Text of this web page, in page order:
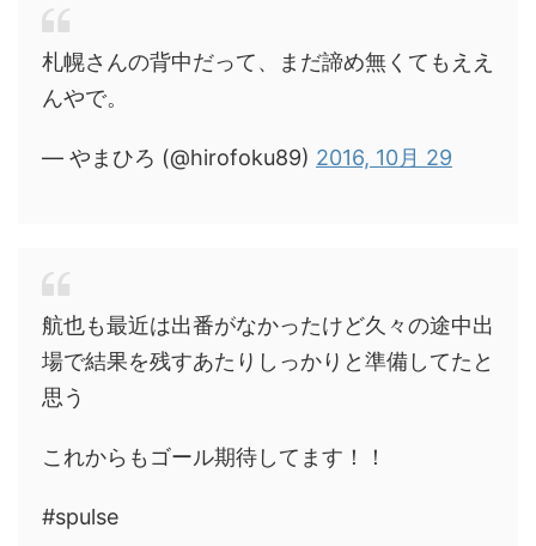
札幌さんの背中だって、まだ諦め無くてもええ
んやで。
— やまひろ (@hirofoku89) 2016, 10月 29
航也も最近は出番がなかったけど久々の途中出
場で結果を残すあたりしっかりと準備してたと
思う
これからもゴール期待してます！！
#spulse